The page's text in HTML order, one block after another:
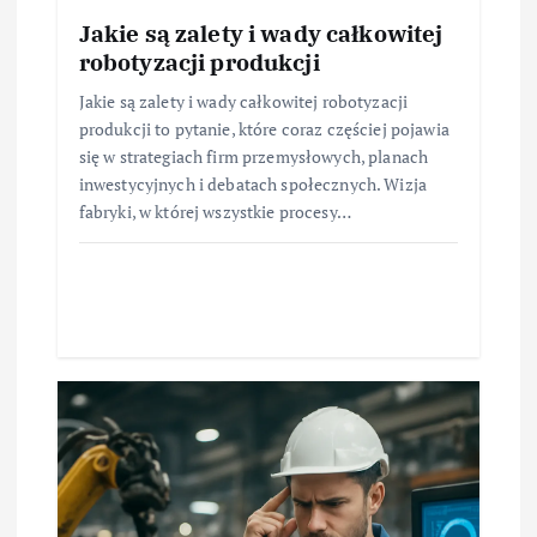
Jakie są zalety i wady całkowitej
robotyzacji produkcji
Jakie są zalety i wady całkowitej robotyzacji
produkcji to pytanie, które coraz częściej pojawia
się w strategiach firm przemysłowych, planach
inwestycyjnych i debatach społecznych. Wizja
fabryki, w której wszystkie procesy…